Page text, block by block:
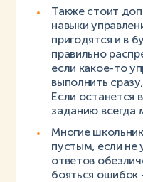
Также стоит
навыки
пригодятся и в
правильно
если какое-то
выполнить
Если останется
заданию всегда
Многие
пустым, если не
ответов
бояться ошибок